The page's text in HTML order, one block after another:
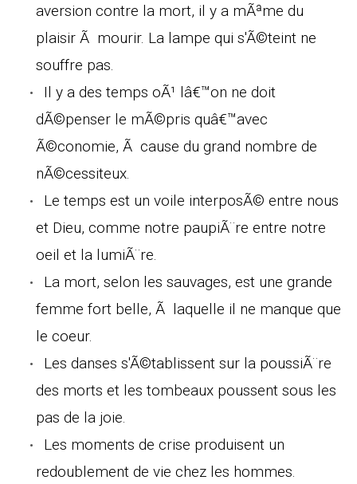
aversion contre la mort, il y a mÃªme du
plaisir Ã mourir. La lampe qui s'Ã©teint ne
souffre pas.
Il y a des temps oÃ¹ lâ€™on ne doit
dÃ©penser le mÃ©pris quâ€™avec
Ã©conomie, Ã cause du grand nombre de
nÃ©cessiteux.
Le temps est un voile interposÃ© entre nous
et Dieu, comme notre paupiÃ¨re entre notre
oeil et la lumiÃ¨re.
La mort, selon les sauvages, est une grande
femme fort belle, Ã laquelle il ne manque que
le coeur.
Les danses s'Ã©tablissent sur la poussiÃ¨re
des morts et les tombeaux poussent sous les
pas de la joie.
Les moments de crise produisent un
redoublement de vie chez les hommes.